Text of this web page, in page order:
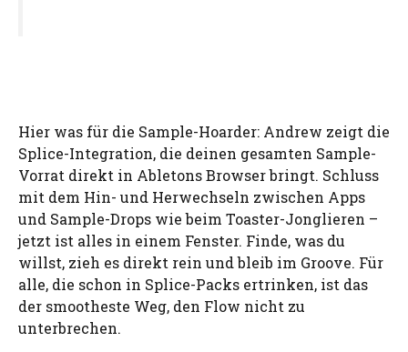
Hier was für die Sample-Hoarder: Andrew zeigt die
Splice-Integration, die deinen gesamten Sample-
Vorrat direkt in Abletons Browser bringt. Schluss
mit dem Hin- und Herwechseln zwischen Apps
und Sample-Drops wie beim Toaster-Jonglieren –
jetzt ist alles in einem Fenster. Finde, was du
willst, zieh es direkt rein und bleib im Groove. Für
alle, die schon in Splice-Packs ertrinken, ist das
der smootheste Weg, den Flow nicht zu
unterbrechen.